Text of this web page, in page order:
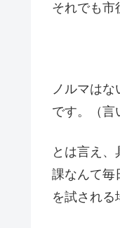
それでも市
ノルマは
です。（言
とは言え
課なんて毎
を試される